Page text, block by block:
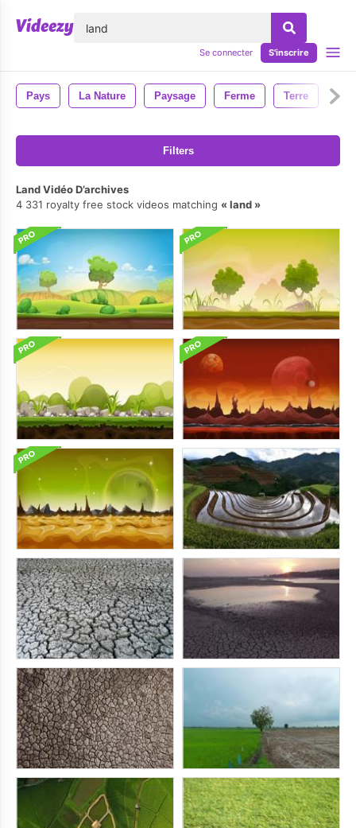
Se connecter S'inscrire
Pays La Nature Paysage Ferme Terre
Filters
Land Vidéo D’archives
4 331 royalty free stock videos matching
land